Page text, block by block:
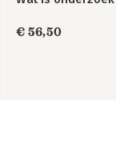
€ 56,50